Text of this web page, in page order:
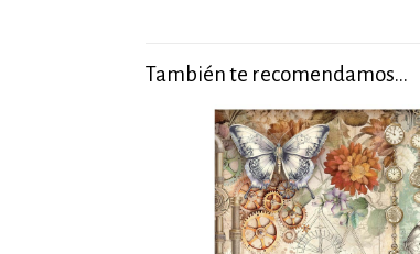
También te recomendamos…